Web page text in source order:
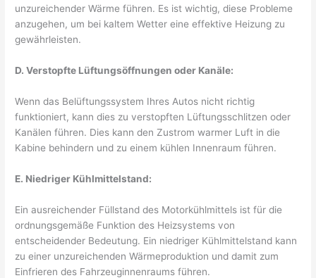
unzureichender Wärme führen. Es ist wichtig, diese Probleme
anzugehen, um bei kaltem Wetter eine effektive Heizung zu
gewährleisten.
D. Verstopfte Lüftungsöffnungen oder Kanäle:
Wenn das Belüftungssystem Ihres Autos nicht richtig
funktioniert, kann dies zu verstopften Lüftungsschlitzen oder
Kanälen führen. Dies kann den Zustrom warmer Luft in die
Kabine behindern und zu einem kühlen Innenraum führen.
E. Niedriger Kühlmittelstand:
Ein ausreichender Füllstand des Motorkühlmittels ist für die
ordnungsgemäße Funktion des Heizsystems von
entscheidender Bedeutung. Ein niedriger Kühlmittelstand kann
zu einer unzureichenden Wärmeproduktion und damit zum
Einfrieren des Fahrzeuginnenraums führen.